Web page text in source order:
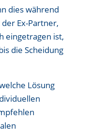
dies während
Ex-Partner,
eingetragen ist,
die Scheidung
Lösung